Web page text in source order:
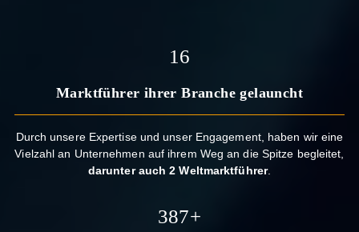
17
Marktführer ihrer Branche gelauncht
Durch unsere Expertise und unser Engagement, haben wir eine
Vielzahl an Unternehmen auf ihrem Weg an die Spitze begleitet,
darunter auch 2 Weltmarktführer.
400+